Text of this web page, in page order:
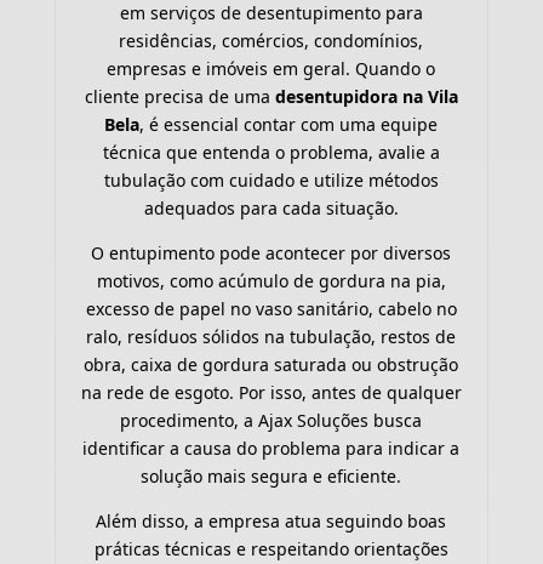
em serviços de desentupimento para
residências, comércios, condomínios,
empresas e imóveis em geral. Quando o
cliente precisa de uma desentupidora na Vila
Bela, é essencial contar com uma equipe
técnica que entenda o problema, avalie a
tubulação com cuidado e utilize métodos
adequados para cada situação.
O entupimento pode acontecer por diversos
motivos, como acúmulo de gordura na pia,
excesso de papel no vaso sanitário, cabelo no
ralo, resíduos sólidos na tubulação, restos de
obra, caixa de gordura saturada ou obstrução
na rede de esgoto. Por isso, antes de qualquer
procedimento, a Ajax Soluções busca
identificar a causa do problema para indicar a
solução mais segura e eficiente.
Além disso, a empresa atua seguindo boas
práticas técnicas e respeitando orientações